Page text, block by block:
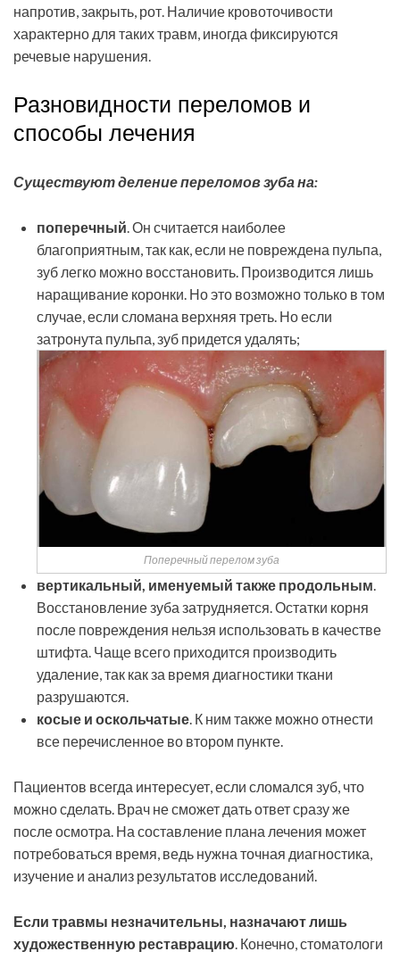
напротив, закрыть, рот. Наличие кровоточивости
характерно для таких травм, иногда фиксируются
речевые нарушения.
Разновидности переломов и
способы лечения
Существуют деление переломов зуба на:
поперечный. Он считается наиболее
благоприятным, так как, если не повреждена пульпа,
зуб легко можно восстановить. Производится лишь
наращивание коронки. Но это возможно только в том
случае, если сломана верхняя треть. Но если
затронута пульпа, зуб придется удалять;
Поперечный перелом зуба
вертикальный, именуемый также продольным.
Восстановление зуба затрудняется. Остатки корня
после повреждения нельзя использовать в качестве
штифта. Чаще всего приходится производить
удаление, так как за время диагностики ткани
разрушаются.
косые и оскольчатые. К ним также можно отнести
все перечисленное во втором пункте.
Пациентов всегда интересует, если сломался зуб, что
можно сделать. Врач не сможет дать ответ сразу же
после осмотра. На составление плана лечения может
потребоваться время, ведь нужна точная диагностика,
изучение и анализ результатов исследований.
Если травмы незначительны, назначают лишь
художественную реставрацию. Конечно, стоматологи